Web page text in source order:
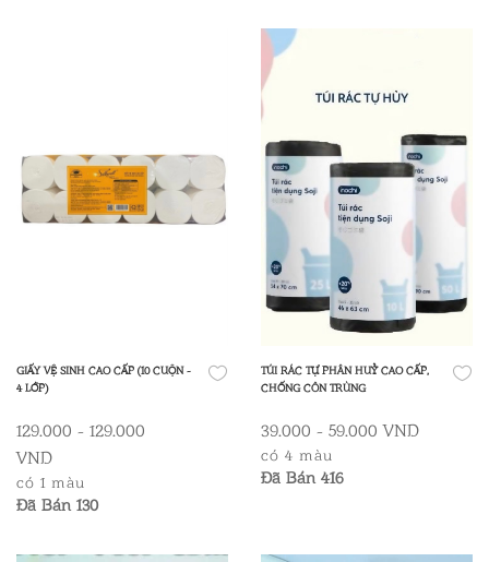
GIẤY VỆ SINH CAO CẤP (10 CUỘN -
4 LỚP)
129.000 - 129.000
VND
có 1 màu
Đã Bán 130
TÚI RÁC TỰ PHÂN HUỶ CAO CẤP,
CHỐNG CÔN TRÙNG
39.000 - 59.000 VND
có 4 màu
Đã Bán 416